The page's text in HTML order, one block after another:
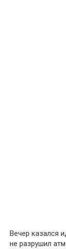
Вечер казался
не разрушил